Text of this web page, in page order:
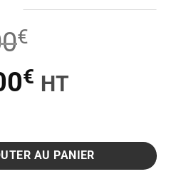
€
€ Le
actuel
HT
HP DesignJet T1700 Double rouleau
AU PANIER